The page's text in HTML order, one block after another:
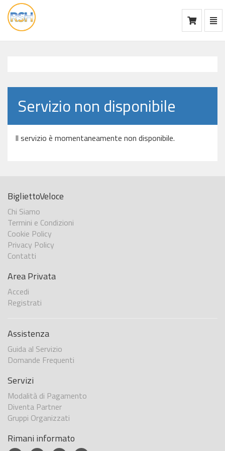
vai
alla
Servizio non disponibile
Il servizio è momentaneamente non disponibile.
BigliettoVeloce
Chi Siamo
Termini e Condizioni
Cookie Policy
Privacy Policy
Contatti
Area Privata
Accedi
Registrati
Assistenza
Guida al Servizio
Domande Frequenti
Servizi
Modalità di Pagamento
Diventa Partner
Gruppi Organizzati
Rimani informato